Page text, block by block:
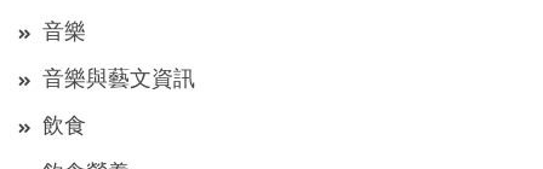
音樂
音樂與藝文資訊
飲食